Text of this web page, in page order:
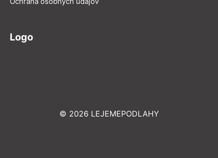
Logo
© 2026 LEJEMEPODLAHY